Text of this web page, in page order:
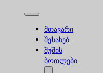
მთავარი
შესახებ
შუშის
ბოთლები